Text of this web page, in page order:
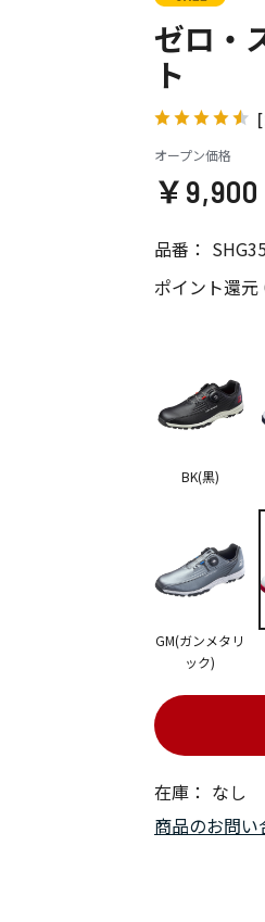
ゼロ・
ト
オープン価格
￥9,900
品番：
ポイント還元
在庫： なし
BK(黒)
GM(ガンメタリ
ック)
商品のお問い